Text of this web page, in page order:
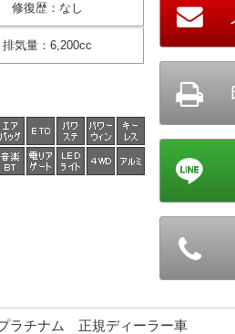
修復歴： なし
排気量： 6,200cc
ラチナム 正規ディーラー車